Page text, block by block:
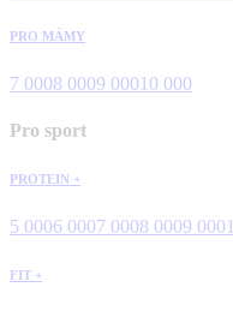
PRO MÁMY
7 0008 0009 00010 000
Pro sport
PROTEIN +
5 0006 0007 0008 0009 000
FIT +